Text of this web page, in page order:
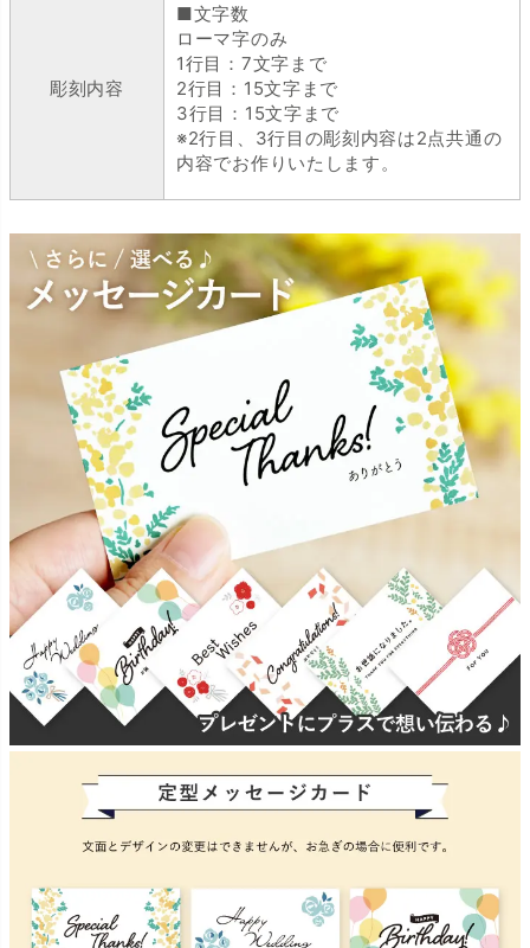
彫刻内容
■文字数
ローマ字のみ
1行目：7文字まで
2行目：15文字まで
3行目：15文字まで
※2行目、3行目の彫刻内容は2点共通の
内容でお作りいたします。